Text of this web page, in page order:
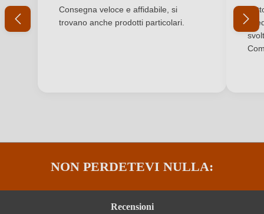
Indicazione geografica Terre d’Abruzzo IGP
Bosco Nestore & C Srl, Contrada Casali 147,
Regione Abruzzo
Valutazione media di 5 su 5 stelle
Consegna veloce e affidabile, si
trovano anche prodotti particolari.
NON PERDETEVI NULLA:
Recensioni